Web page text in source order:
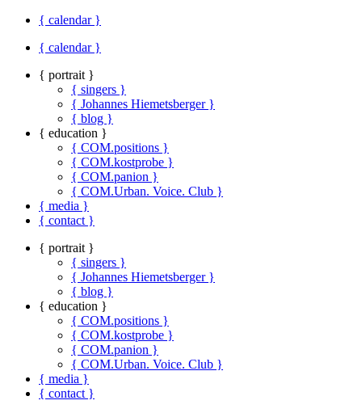
{ calendar }
{ calendar }
{ portrait }
{ singers }
{ Johannes Hiemetsberger }
{ blog }
{ education }
{ COM.positions }
{ COM.kostprobe }
{ COM.panion }
{ COM.Urban. Voice. Club }
{ media }
{ contact }
{ portrait }
{ singers }
{ Johannes Hiemetsberger }
{ blog }
{ education }
{ COM.positions }
{ COM.kostprobe }
{ COM.panion }
{ COM.Urban. Voice. Club }
{ media }
{ contact }